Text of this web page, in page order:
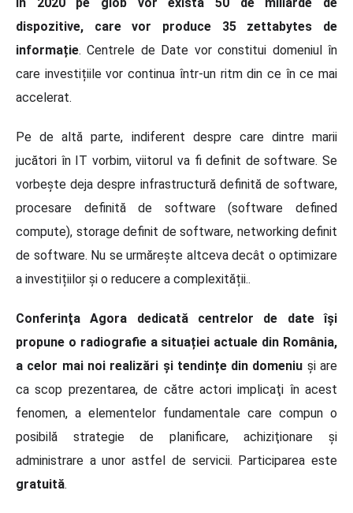
dispozitive, care vor produce 35 zettabytes de
informație. Centrele de Date vor constitui domeniul în
care investițiile vor continua într-un ritm din ce în ce mai
accelerat.
Pe de altă parte, indiferent despre care dintre marii
jucători în IT vorbim, viitorul va fi definit de software. Se
vorbește deja despre infrastructură definită de software,
procesare definită de software (software defined
compute), storage definit de software, networking definit
de software. Nu se urmărește altceva decât o optimizare
a investițiilor și o reducere a complexității..
Conferinţa Agora dedicată centrelor de date își
propune o radiografie a situației actuale din România,
a celor mai noi realizări și tendințe din domeniu și are
ca scop prezentarea, de către actori implicaţi în acest
fenomen, a elementelor fundamentale care compun o
posibilă strategie de planificare, achiziţionare și
administrare a unor astfel de servicii. Participarea este
gratuită.